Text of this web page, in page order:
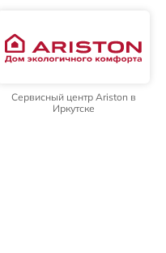
Сервисный центр Ariston в
Иркутске